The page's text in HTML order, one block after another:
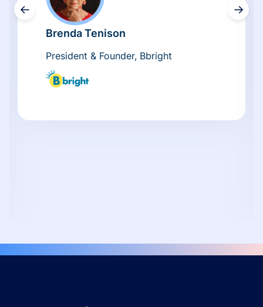
←
Brenda Tenison
President & Founder, Bbright
→